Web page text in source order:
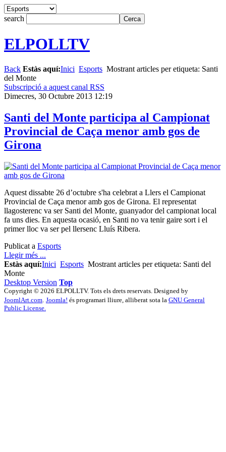
search
ELPOLLTV
Back Estàs aquí:Inici Esports Mostrant articles per etiqueta: Santi
del Monte
Subscripció a aquest canal RSS
Dimecres, 30 Octubre 2013 12:19
Santi del Monte participa al Campionat
Provincial de Caça menor amb gos de
Girona
Aquest dissabte 26 d’octubre s'ha celebrat a Llers el Campionat
Provincial de Caça menor amb gos de Girona. El representat
llagosterenc va ser Santi del Monte, guanyador del campionat local
fa uns dies. En aquesta ocasió, en Santi no va tenir gaire sort i el
primer lloc va ser pel llersenc Lluís Ribera.
Publicat a Esports
Llegir més ...
Estàs aquí:Inici Esports Mostrant articles per etiqueta: Santi del
Monte
Desktop Version Top
Copyright © 2026 ELPOLLTV. Tots els drets reservats. Designed by
JoomlArt.com Joomla! és programari lliure, alliberat sota la GNU General
Public License.